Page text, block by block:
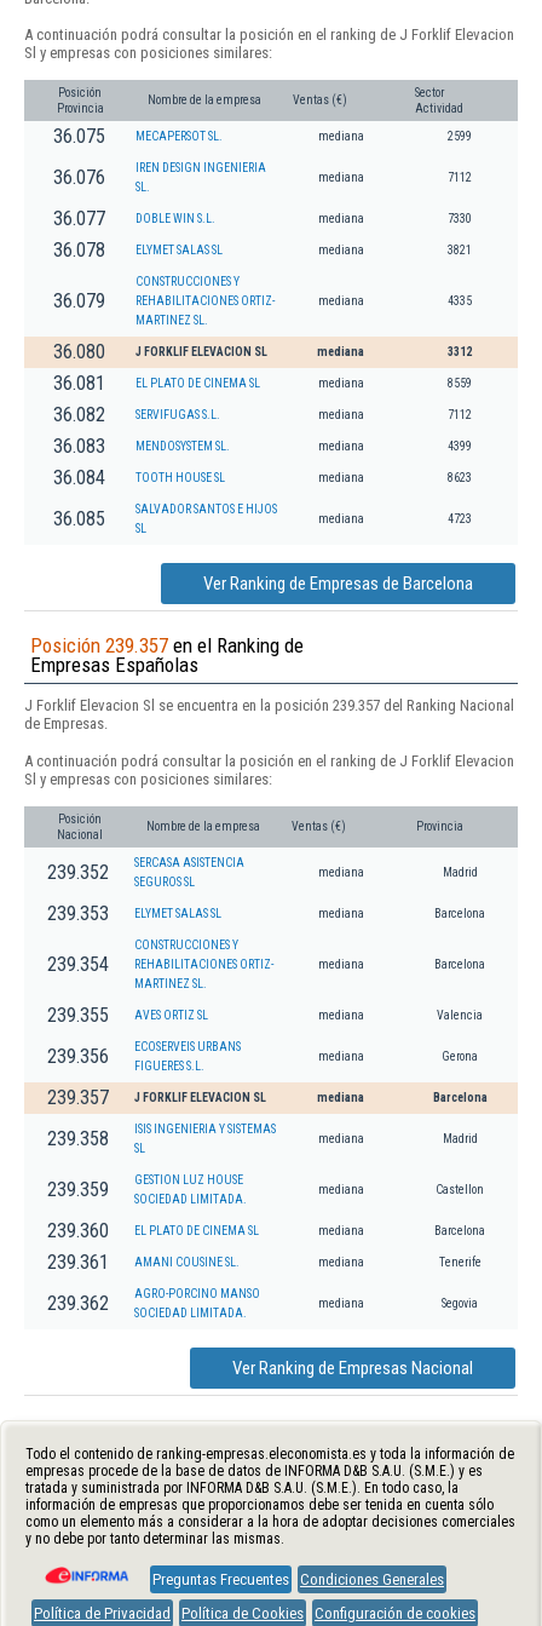
A continuación podrá consultar la posición en el ranking de J Forklif Elevacion
Sl y empresas con posiciones similares:
Posición
Provincia
Nombre de la empresa Ventas (€)
Sector
Actividad
36.075 MECAPERSOT SL. mediana 2599
36.076
IREN DESIGN INGENIERIA
SL.
mediana 7112
36.077 DOBLE WIN S.L. mediana 7330
36.078 ELYMET SALAS SL mediana 3821
36.079
CONSTRUCCIONES Y
REHABILITACIONES ORTIZ-
MARTINEZ SL.
mediana 4335
36.080 J FORKLIF ELEVACION SL mediana 3312
36.081 EL PLATO DE CINEMA SL mediana 8559
36.082 SERVIFUGAS S.L. mediana 7112
36.083 MENDOSYSTEM SL. mediana 4399
36.084 TOOTH HOUSE SL mediana 8623
36.085
SALVADOR SANTOS E HIJOS
SL
mediana 4723
Ver Ranking de Empresas de Barcelona
Posición 239.357 en el Ranking de
Empresas Españolas
J Forklif Elevacion Sl se encuentra en la posición 239.357 del Ranking Nacional
de Empresas.
A continuación podrá consultar la posición en el ranking de J Forklif Elevacion
Sl y empresas con posiciones similares:
Posición
Nacional
Nombre de la empresa Ventas (€) Provincia
239.352
SERCASA ASISTENCIA
SEGUROS SL
mediana Madrid
239.353 ELYMET SALAS SL mediana Barcelona
239.354
CONSTRUCCIONES Y
REHABILITACIONES ORTIZ-
MARTINEZ SL.
mediana Barcelona
239.355 AVES ORTIZ SL mediana Valencia
239.356
ECOSERVEIS URBANS
FIGUERES S.L.
mediana Gerona
239.357 J FORKLIF ELEVACION SL mediana Barcelona
239.358
ISIS INGENIERIA Y SISTEMAS
SL
mediana Madrid
239.359
GESTION LUZ HOUSE
SOCIEDAD LIMITADA.
mediana Castellon
239.360 EL PLATO DE CINEMA SL mediana Barcelona
239.361 AMANI COUSINE SL. mediana Tenerife
239.362
AGRO-PORCINO MANSO
SOCIEDAD LIMITADA.
mediana Segovia
Ver Ranking de Empresas Nacional
Todo el contenido de ranking-empresas.eleconomista.es y toda la información de
empresas procede de la base de datos de INFORMA D&B S.A.U. (S.M.E.) y es
tratada y suministrada por INFORMA D&B S.A.U. (S.M.E.). En todo caso, la
información de empresas que proporcionamos debe ser tenida en cuenta sólo
como un elemento más a considerar a la hora de adoptar decisiones comerciales
y no debe por tanto determinar las mismas.
Preguntas Frecuentes Condiciones Generales
Política de Privacidad
Política de Cookies Configuración de cookies